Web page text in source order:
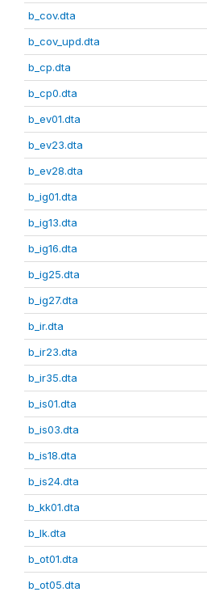
b_cov.dta
b_cov_upd.dta
b_cp.dta
b_cp0.dta
b_ev01.dta
b_ev23.dta
b_ev28.dta
b_ig01.dta
b_ig13.dta
b_ig16.dta
b_ig25.dta
b_ig27.dta
b_ir.dta
b_ir23.dta
b_ir35.dta
b_is01.dta
b_is03.dta
b_is18.dta
b_is24.dta
b_kk01.dta
b_lk.dta
b_ot01.dta
b_ot05.dta